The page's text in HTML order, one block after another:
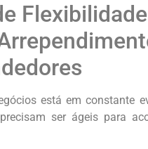
está em constante
ser ágeis para